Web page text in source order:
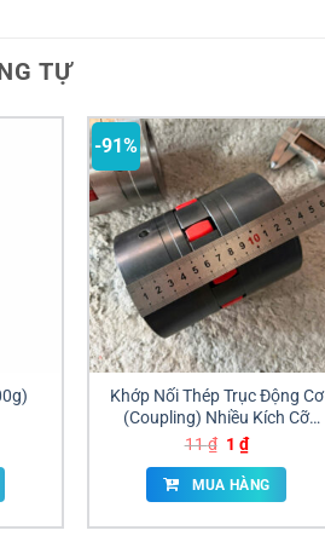
TỰ
-91%
Khớp Nối Thép Trục Động Cơ
(Coupling) Nhiều Kích Cỡ
Chính Hãng | Giá Sỉ Đồng Nai
11₫ Giá
gốc
là:
11 ₫.
1 ₫Giá
hiện
tại
là:
MUA HÀNG